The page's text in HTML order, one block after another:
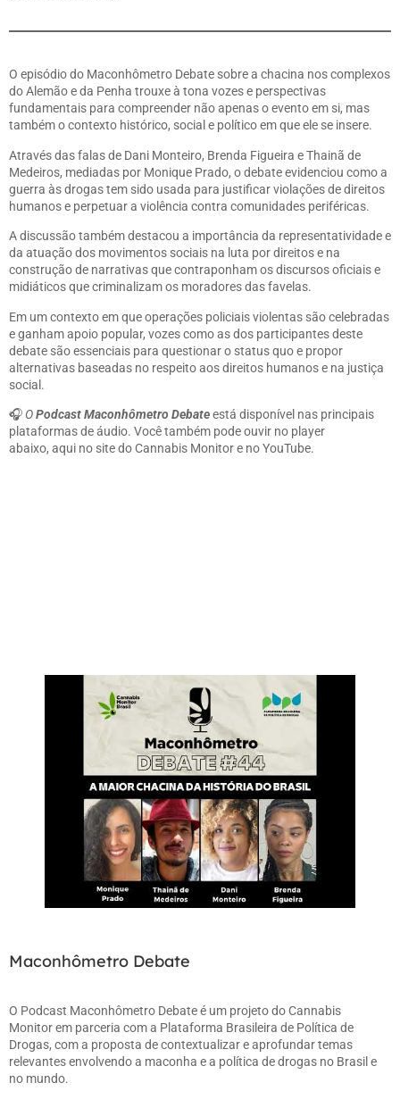
O episódio do Maconhômetro Debate sobre a chacina nos complexos
do Alemão e da Penha trouxe à tona vozes e perspectivas
fundamentais para compreender não apenas o evento em si, mas
também o contexto histórico, social e político em que ele se insere.
Através das falas de Dani Monteiro, Brenda Figueira e Thainã de
Medeiros, mediadas por Monique Prado, o debate evidenciou como a
guerra às drogas tem sido usada para justificar violações de direitos
humanos e perpetuar a violência contra comunidades periféricas.
A discussão também destacou a importância da representatividade e
da atuação dos movimentos sociais na luta por direitos e na
construção de narrativas que contraponham os discursos oficiais e
midiáticos que criminalizam os moradores das favelas.
Em um contexto em que operações policiais violentas são celebradas
e ganham apoio popular, vozes como as dos participantes deste
debate são essenciais para questionar o status quo e propor
alternativas baseadas no respeito aos direitos humanos e na justiça
social.
🎧 OPodcast Maconhômetro Debateestá disponível nas principais
plataformas de áudio. Você também pode ouvir no player
abaixo, aqui no sitedo Cannabis Monitor e noYouTube.
Maconhômetro Debate
O Podcast Maconhômetro Debateé um projeto doCannabis
Monitorem parceria com a Plataforma Brasileira de Política de
Drogas, com a proposta de contextualizar e aprofundar temas
relevantes envolvendo a maconha e a política de drogas no Brasil e
no mundo.